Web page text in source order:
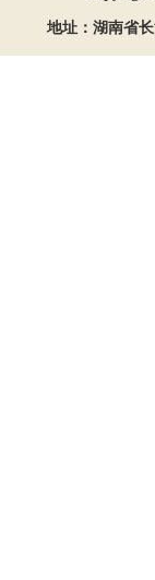
地址：湖南省